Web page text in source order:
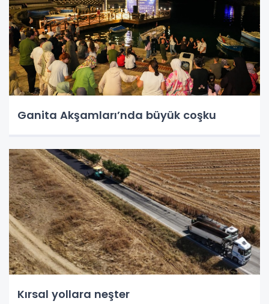
Ganita Akşamları’nda büyük coşku
Kırsal yollara neşter